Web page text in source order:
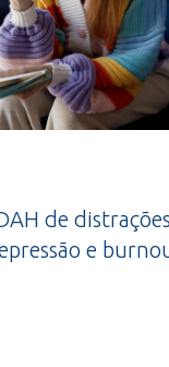
de distrações
e